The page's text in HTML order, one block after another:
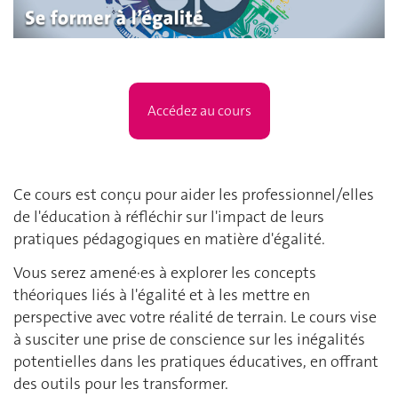
Accédez au cours
Ce cours est conçu pour aider les professionnel/elles
de l'éducation à réfléchir sur l'impact de leurs
pratiques pédagogiques en matière d'égalité.
Vous serez amené·es à explorer les concepts
théoriques liés à l'égalité et à les mettre en
perspective avec votre réalité de terrain. Le cours vise
à susciter une prise de conscience sur les inégalités
potentielles dans les pratiques éducatives, en offrant
des outils pour les transformer.